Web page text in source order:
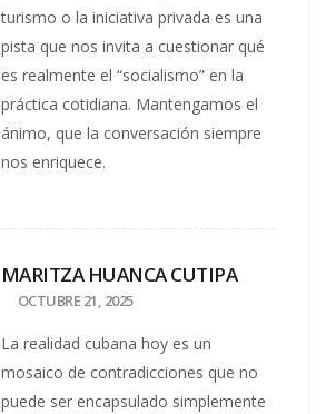
turismo o la iniciativa privada es una
pista que nos invita a cuestionar qué
es realmente el “socialismo” en la
práctica cotidiana. Mantengamos el
ánimo, que la conversación siempre
nos enriquece.
MARITZA HUANCA CUTIPA
OCTUBRE 21, 2025
La realidad cubana hoy es un
mosaico de contradicciones que no
puede ser encapsulado simplemente